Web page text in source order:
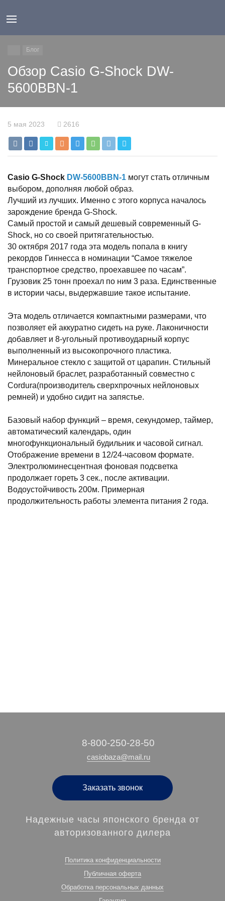
Блог
Обзор Casio G-Shock DW-
5600BBN-1
5 мая 2023 2616
Casio G-Shock DW-5600BBN-1 могут стать отличным
выбором, дополняя любой образ.
Лучший из лучших. Именно с этого корпуса началось
зарождение бренда G-Shock.
Самый простой и самый дешевый современный G-
Shock, но со своей притягательностью.
30 октября 2017 года эта модель попала в книгу
рекордов Гиннесса в номинации “Самое тяжелое
транспортное средство, проехавшее по часам”.
Грузовик 25 тонн проехал по ним 3 раза. Единственные
в истории часы, выдержавшие такое испытание.
Эта модель отличается компактными размерами, что
позволяет ей аккуратно сидеть на руке. Лаконичности
добавляет и 8-угольный противоударный корпус
выполненный из высокопрочного пластика.
Минеральное стекло с защитой от царапин. Стильный
нейлоновый браслет, разработанный совместно с
Cordura(производитель сверхпрочных нейлоновых
ремней) и удобно сидит на запястье.
Базовый набор функций – время, секундомер, таймер,
автоматический календарь, один
многофункциональный будильник и часовой сигнал.
Отображение времени в 12/24-часовом формате.
Электролюминесцентная фоновая подсветка
продолжает гореть 3 сек., после активации.
Водоустойчивость 200м. Примерная
продолжительность работы элемента питания 2 года.
‭8-800-250-28-50
casiobaza@mail.ru
Заказать звонок
Надежные часы японского бренда от
авторизованного дилера
Политика конфиденциальности
Публичная оферта
Обработка персональных данных